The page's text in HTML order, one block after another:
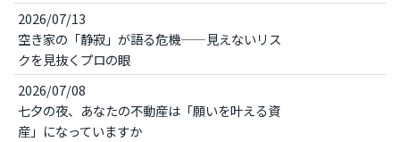
2026/07/13
空き家の「静寂」が語る危機——見えないリス
クを見抜くプロの眼
2026/07/08
七夕の夜、あなたの不動産は「願いを叶える資
産」になっていますか